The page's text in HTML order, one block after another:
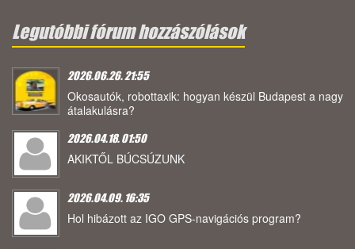
Legutóbbi fórum hozzászólások
2026.06.26. 21:55
Okosautók, robottaxik: hogyan készül Budapest a nagy
átalakulásra?
2026.04.18. 01:50
AKIKTŐL BÚCSÚZUNK
2026.04.09. 16:35
Hol hibázott az IGO GPS-navigációs program?